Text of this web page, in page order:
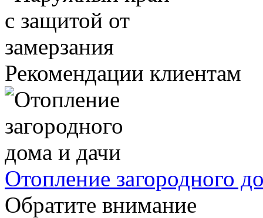
Рекомендации клиентам
Отопление загородного
Обратите внимание